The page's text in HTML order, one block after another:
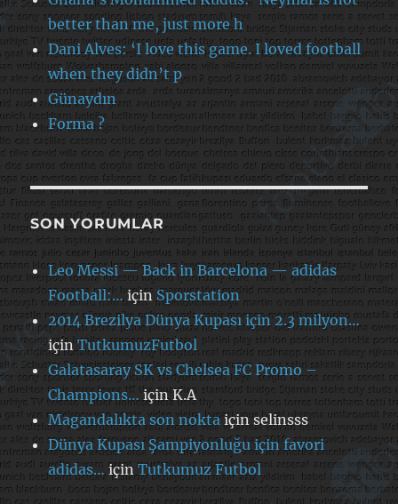
better than me, just more h
Dani Alves: ‘I love this game. I loved football
when they didn’t p
Günaydın
Forma ?
SON YORUMLAR
Leo Messi — Back in Barcelona — adidas
Football:… için Sporstation
2014 Brezilya Dünya Kupası için 2.3 milyon…
içinTutkumuzFutbol
Galatasaray SK vs Chelsea FC Promo –
Champions… içinK.A
Magandalıkta son nokta içinselinsss
Dünya Kupası Şampiyonluğu için favori
adidas… içinTutkumuz Futbol